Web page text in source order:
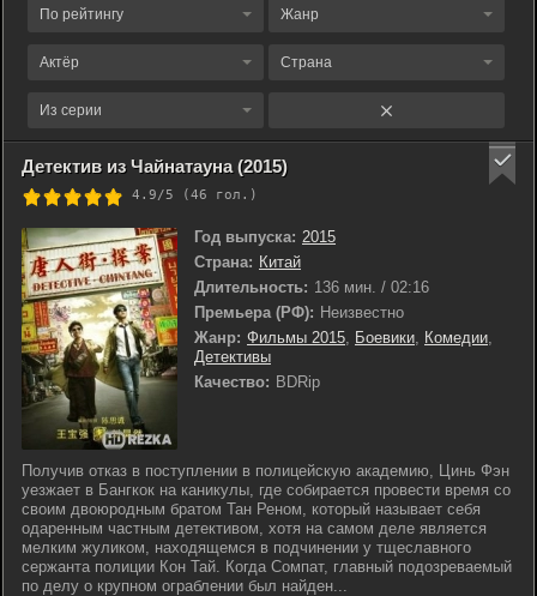
По рейтингу Жанр
Актёр Страна
Из серии
Детектив из Чайнатауна (2015)
4.9/5 (46 гол.)
Год выпуска: 2015
Страна: Китай
Длительность: 136 мин. / 02:16
Премьера (РФ): Неизвестно
Жанр: Фильмы 2015, Боевики, Комедии,
Детективы
Качество: BDRip
Получив отказ в поступлении в полицейскую академию, Цинь Фэн
уезжает в Бангкок на каникулы, где собирается провести время со
своим двоюродным братом Тан Реном, который называет себя
одаренным частным детективом, хотя на самом деле является
мелким жуликом, находящемся в подчинении у тщеславного
сержанта полиции Кон Тай. Когда Сомпат, главный подозреваемый
по делу о крупном ограблении был найден...